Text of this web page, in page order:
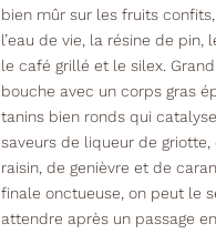
bien mûr sur les fruits
l’eau de vie, la résine de pin,
le café grillé et le silex.
bouche avec un corps gras
tanins bien ronds qui
saveurs de liqueur de
raisin, de genièvre et de
finale onctueuse, on peut le
attendre après un passage